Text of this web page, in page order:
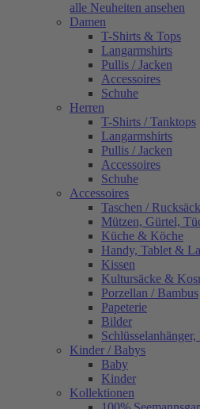
alle Neuheiten ansehen
Damen
T-Shirts & Tops
Langarmshirts
Pullis / Jacken
Accessoires
Schuhe
Herren
T-Shirts / Tanktops
Langarmshirts
Pullis / Jacken
Accessoires
Schuhe
Accessoires
Taschen /
Mützen, Gürtel,
Küche & Köche
Handy, Tablet &
Kissen
Kultursäcke &
Porzellan / Bambus
Papeterie
Bilder
Kinder / Babys
Baby
Kinder
Kollektionen